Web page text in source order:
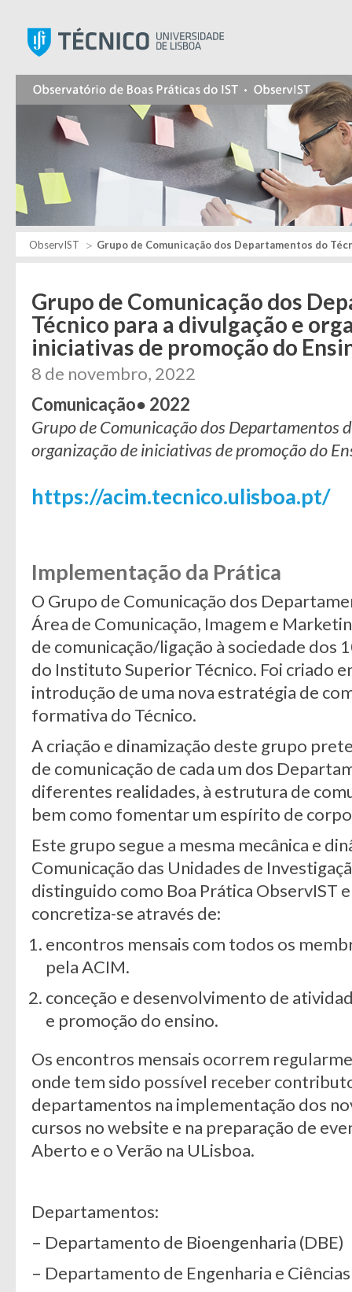
ObservIST Grupo de Comunicação dos Departamentos do
Grupo de Comunicação dos
Técnico para a divulgação e
iniciativas de promoção do
8 de novembro, 2022
Comunicação● 2022
Grupo de Comunicação dos Departamentos
organização de iniciativas de promoção do
https://acim.tecnico.ulisboa.pt/
Implementação da Prática
O Grupo de Comunicação dos
Área de Comunicação, Imagem e
de comunicação/ligação à sociedade dos
do Instituto Superior Técnico. Foi criado
introdução de uma nova estratégia de
formativa do Técnico.
A criação e dinamização deste grupo
de comunicação de cada um dos
diferentes realidades, à estrutura de
bem como fomentar um espírito de
Este grupo segue a mesma mecânica e
Comunicação das Unidades de
distinguido como Boa Prática ObservIST
concretiza-se através de:
encontros mensais com todos os
pela ACIM.
conceção e desenvolvimento de
e promoção do ensino.
Os encontros mensais ocorrem
onde tem sido possível receber
departamentos na implementação dos
cursos no website e na preparação de
Aberto e o Verão na ULisboa.
Departamentos:
– Departamento de Bioengenharia (DBE)
– Departamento de Engenharia e